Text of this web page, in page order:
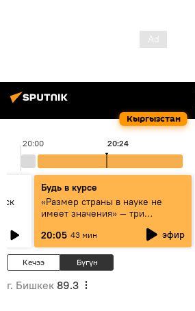
Кыргызстан
20:00 20:24
Будь в курсе
«Размер страны в науке не
имеет значения» — три
эксперта о сотрудничестве
России и Кыргызстана в
образовании и исследованиях
20:05 43 мин эфир
Кечээ Бүгүн
г. Бишкек 89.3